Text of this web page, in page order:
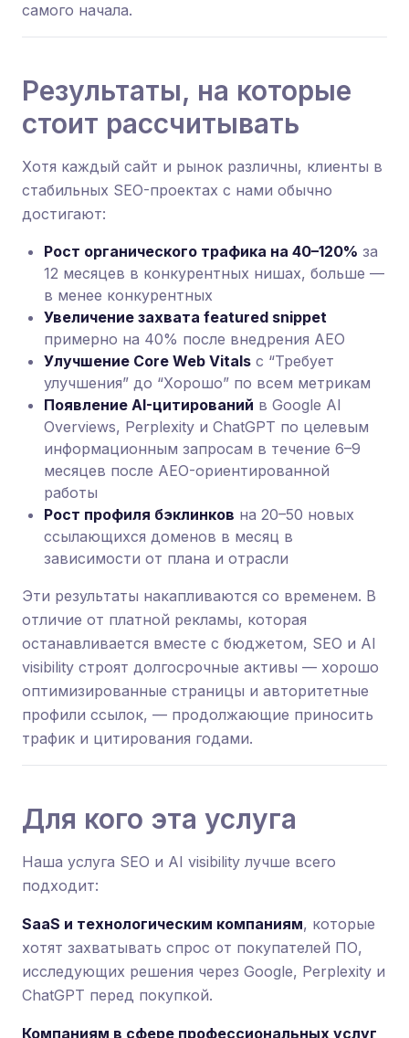
самого начала.
Результаты, на которые
стоит рассчитывать
Хотя каждый сайт и рынок различны, клиенты в
стабильных SEO-проектах с нами обычно
достигают:
Рост органического трафика на 40–120% за
12 месяцев в конкурентных нишах, больше —
в менее конкурентных
Увеличение захвата featured snippet
примерно на 40% после внедрения AEO
Улучшение Core Web Vitals с “Требует
улучшения” до “Хорошо” по всем метрикам
Появление AI-цитирований в Google AI
Overviews, Perplexity и ChatGPT по целевым
информационным запросам в течение 6–9
месяцев после AEO-ориентированной
работы
Рост профиля бэклинков на 20–50 новых
ссылающихся доменов в месяц в
зависимости от плана и отрасли
Эти результаты накапливаются со временем. В
отличие от платной рекламы, которая
останавливается вместе с бюджетом, SEO и AI
visibility строят долгосрочные активы — хорошо
оптимизированные страницы и авторитетные
профили ссылок, — продолжающие приносить
трафик и цитирования годами.
Для кого эта услуга
Наша услуга SEO и AI visibility лучше всего
подходит:
SaaS и технологическим компаниям, которые
хотят захватывать спрос от покупателей ПО,
исследующих решения через Google, Perplexity и
ChatGPT перед покупкой.
Компаниям в сфере профессиональных услуг